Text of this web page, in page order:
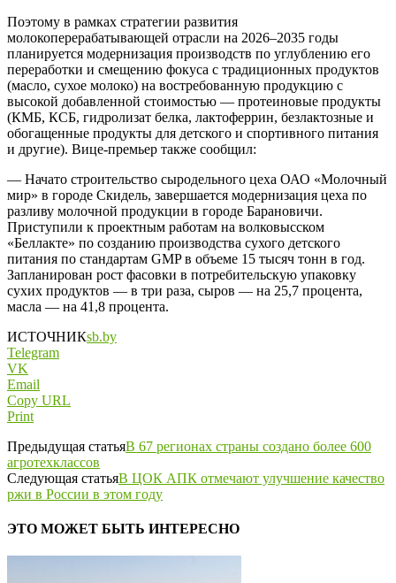
Поэтому в рамках стратегии развития
молокоперерабатывающей отрасли на 2026–2035 годы
планируется модернизация производств по углублению его
переработки и смещению фокуса с традиционных продуктов
(масло, сухое молоко) на востребованную продукцию с
высокой добавленной стоимостью — протеиновые продукты
(КМБ, КСБ, гидролизат белка, лактоферрин, безлактозные и
обогащенные продукты для детского и спортивного питания
и другие). Вице-премьер также сообщил:
— Начато строительство сыродельного цеха ОАО «Молочный
мир» в городе Скидель, завершается модернизация цеха по
разливу молочной продукции в городе Барановичи.
Приступили к проектным работам на волковысском
«Беллакте» по созданию производства сухого детского
питания по стандартам GMP в объеме 15 тысяч тонн в год.
Запланирован рост фасовки в потребительскую упаковку
сухих продуктов — в три раза, сыров — на 25,7 процента,
масла — на 41,8 процента.
ИСТОЧНИКsb.by
Telegram
VK
Email
Copy URL
Print
Предыдущая статьяВ 67 регионах страны создано более 600
агротехклассов
Следующая статьяВ ЦОК АПК отмечают улучшение качество
ржи в России в этом году
ЭТО МОЖЕТ БЫТЬ ИНТЕРЕСНО